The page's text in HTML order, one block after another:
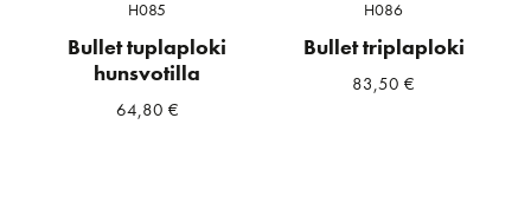
H085
Bullet tuplaploki
hunsvotilla
64,80 €
H086
Bullet triplaploki
83,50€